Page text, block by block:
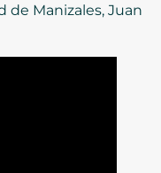
de Manizales, Juan